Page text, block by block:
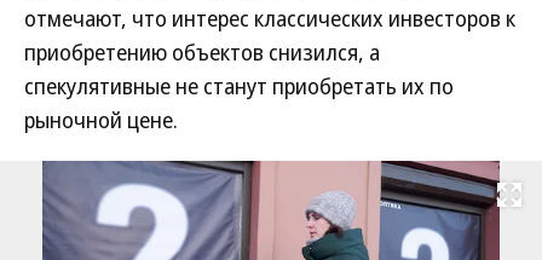
отмечают, что интерес классических инвесторов к
приобретению объектов снизился, а
спекулятивные не станут приобретать их по
рыночной цене.
Развернуть